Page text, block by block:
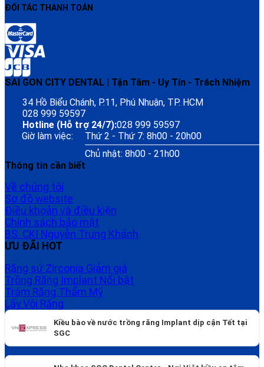
ĐỐI TÁC THANH TOÁN
SAI GON CITY DENTAL | Tận Tâm - Uy Tín - Trách Nhiệm
34 Hồ Biểu Chánh, P.11, Phú Nhuận, TP. HCM
028 999 59597
Hotline (Hỗ trợ 24/7):028 999 59597
Giờ làm việc:
Thứ 2 - Thứ 7: 8h00 - 20h00
Chủ nhật: 8h00 - 21h00
Thông tin cần biết
Về chúng tôi
Sơ đồ website
Điều khoản và điều kiện
Chính sách bảo mật
BS. CKI Nguyễn Trung Khánh
ƯU ĐÃI HOT
Răng sứ Zirconia
Trồng Răng Implant
Trám Răng Thẩm Mỹ
Lấy Vôi Răng
Kiều bào về nước trồng răng Implant dịp cận Tết tại
SGC